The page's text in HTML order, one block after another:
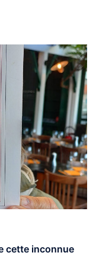
cette inconnue